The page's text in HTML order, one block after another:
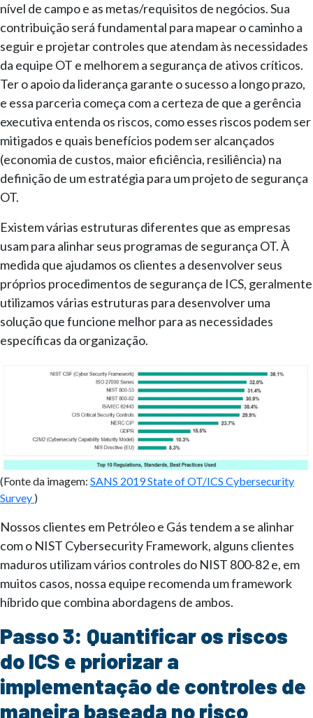
nível de campo e as metas/requisitos de negócios. Sua
contribuição será fundamental para mapear o caminho a
seguir e projetar controles que atendam às necessidades
da equipe OT e melhorem a segurança de ativos críticos.
Ter o apoio da liderança garante o sucesso a longo prazo,
e essa parceria começa com a certeza de que a gerência
executiva entenda os riscos, como esses riscos podem ser
mitigados e quais benefícios podem ser alcançados
(economia de custos, maior eficiência, resiliência) na
definição de um estratégia para um projeto de segurança
OT.
Existem várias estruturas diferentes que as empresas
usam para alinhar seus programas de segurança OT. À
medida que ajudamos os clientes a desenvolver seus
próprios procedimentos de segurança de ICS, geralmente
utilizamos várias estruturas para desenvolver uma
solução que funcione melhor para as necessidades
específicas da organização.
(Fonte da imagem: SANS 2019 State of OT/ICS Cybersecurity
Survey )
Nossos clientes em Petróleo e Gás tendem a se alinhar
com o NIST Cybersecurity Framework, alguns clientes
maduros utilizam vários controles do NIST 800-82 e, em
muitos casos, nossa equipe recomenda um framework
híbrido que combina abordagens de ambos.
Passo 3: Quantificar os riscos
do ICS e priorizar a
implementação de controles de
maneira baseada no risco